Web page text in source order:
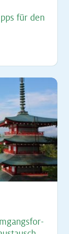
für den